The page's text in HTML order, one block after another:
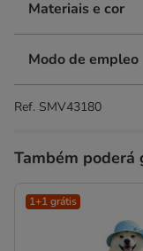
Materiais e cor
Modo de empleo
Ref. SMV43180
Também poderá
1+1 grátis